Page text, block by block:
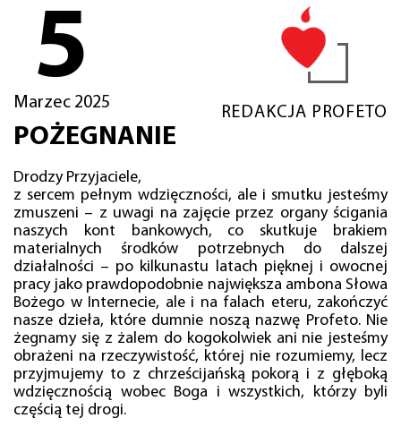
5
Marzec 2025
REDAKCJA PROFETO
POŻEGNANIE
Drodzy Przyjaciele,
z sercem pełnym wdzięczności, ale i smutku jesteśmy
zmuszeni – z uwagi na zajęcie przez organy ścigania
naszych kont bankowych, co skutkuje brakiem
materialnych środków potrzebnych do dalszej
działalności – po kilkunastu latach pięknej i owocnej
pracy jako prawdopodobnie największa ambona Słowa
Bożego w Internecie, ale i na falach eteru, zakończyć
nasze dzieła, które dumnie noszą nazwę Profeto. Nie
żegnamy się z żalem do kogokolwiek ani nie jesteśmy
obrażeni na rzeczywistość, której nie rozumiemy, lecz
przyjmujemy to z chrześcijańską pokorą i z głęboką
wdzięcznością wobec Boga i wszystkich, którzy byli
częścią tej drogi.